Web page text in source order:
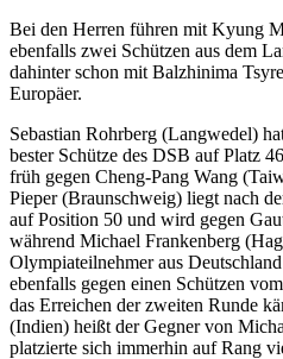
Bei den Herren führen mit Kyung
ebenfalls zwei Schützen aus dem
dahinter schon mit Balzhinima
Europäer.
Sebastian Rohrberg (Langwedel)
bester Schütze des DSB auf Platz
früh gegen Cheng-Pang Wang
Pieper (Braunschweig) liegt nach
auf Position 50 und wird gegen
während Michael Frankenberg
Olympiateilnehmer aus
ebenfalls gegen einen Schützen
das Erreichen der zweiten Runde
(Indien) heißt der Gegner von
platzierte sich immerhin auf Rang